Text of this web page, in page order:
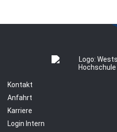
Kontakt
Anfahrt
Karriere
Login Intern